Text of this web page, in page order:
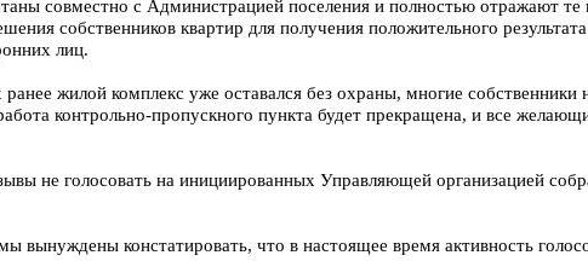
совместно с Администрацией поселения и полностью отражают
собственников квартир для получения положительного
лиц.
жилой комплекс уже оставался без охраны, многие
контрольно-пропускного пункта будет прекращена, и все
не голосовать на инициированных Управляющей организацией
вынуждены констатировать, что в настоящее время активность